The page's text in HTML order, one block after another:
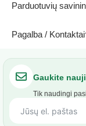
Parduotuvių
Pagalba / Kontaktai
Gaukite
Tik naudingi